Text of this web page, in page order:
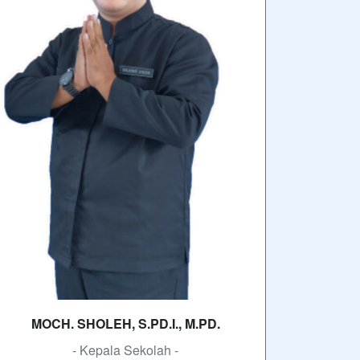
wabarakatuh. Puji syukur ke hadirat Allah
SWT atas segala limpahan rahmat dan
karunia-Nya. Dengan penuh rasa syukur,
kami…
SELENGKAPNYA
SMK MBP Unggul, Berkemajuan dan
Mendunia